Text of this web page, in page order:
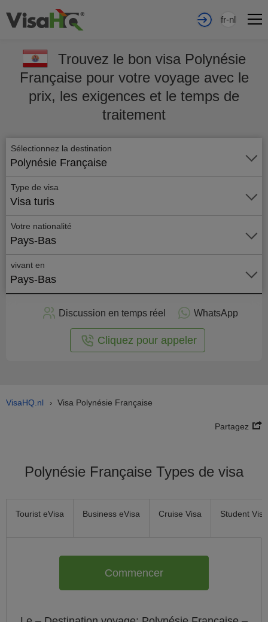
fr-nl
Trouvez le bon visa Polynésie
Française pour votre voyage avec le
prix, les exigences et le temps de
traitement
Sélectionnez la destination
Polynésie Française
Type de visa
Visa turis
Votre nationalité
Pays-Bas
vivant en
Pays-Bas
Discussion en temps réel WhatsApp
Cliquez pour appeler
VisaHQ.nl › Visa Polynésie Française
Partagez
Polynésie Française Types de visa
Tourist eVisa Business eVisa Cruise Visa Student Visa
Commencer